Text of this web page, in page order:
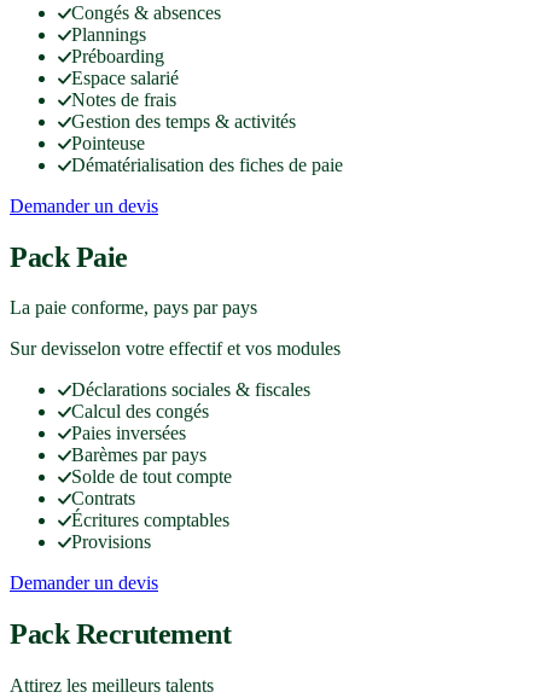
Congés & absences
Plannings
Préboarding
Espace salarié
Notes de frais
Gestion des temps & activités
Pointeuse
Dématérialisation des fiches de paie
Demander un devis
Pack Paie
La paie conforme, pays par pays
Sur devisselon votre effectif et vos modules
Déclarations sociales & fiscales
Calcul des congés
Paies inversées
Barèmes par pays
Solde de tout compte
Contrats
Écritures comptables
Provisions
Demander un devis
Pack Recrutement
Attirez les meilleurs talents